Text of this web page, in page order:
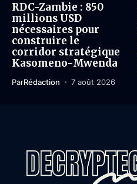
RDC-Zambie : 850
millions USD
nécessaires pour
construire le
corridor stratégique
Kasomeno-Mwenda
ParRédaction 7 août 2026